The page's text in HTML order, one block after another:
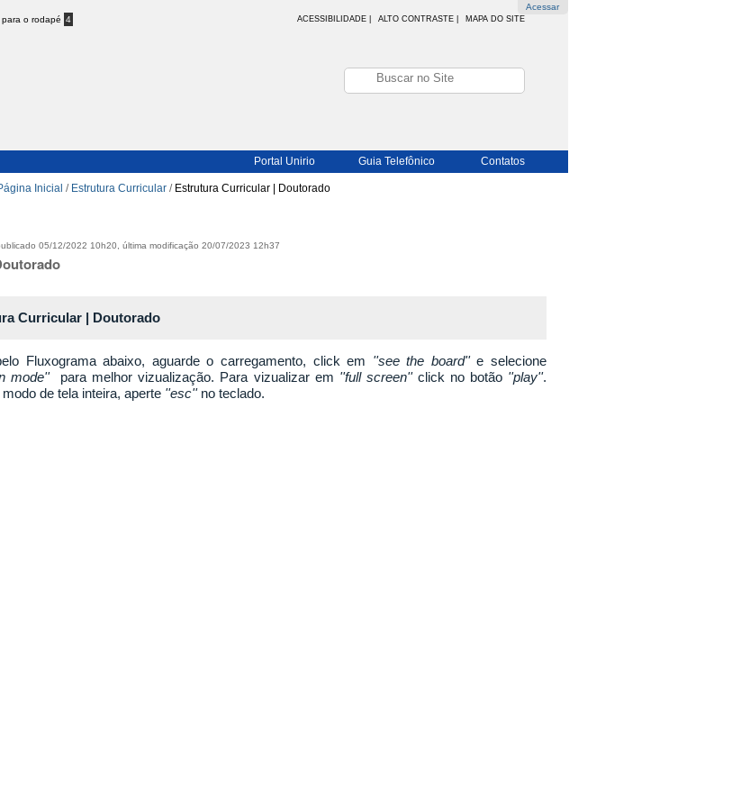
Acessar
para o rodapé 4 ACESSIBILIDADE ALTO CONTRASTE | MAPA DO SITE
Portal Unirio Guia Telefônico Contatos
Inicial / Estrutura Curricular / Estrutura Curricular | Doutorado
05/12/2022 10h20,última modificação 20/07/2023 12h37
Curricular | Doutorado
Fluxograma abaixo, aguarde o carregamento, click em ''see the board''e selecione
mode''
para melhor vizualização. Para vizualizar em ''full screen''click no botão ''play''.
de tela inteira, aperte ''esc''no teclado.